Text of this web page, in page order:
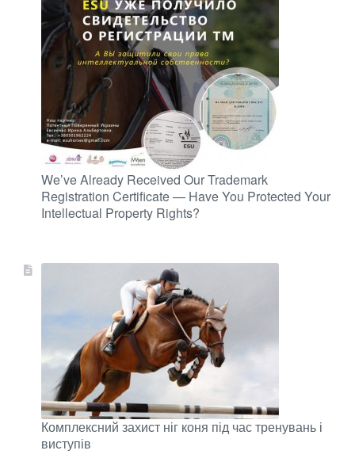
We’ve Already Received Our Trademark
Registration Certificate — Have You Protected Your
Intellectual Property Rights?
Комплексний захист ніг коня під час тренувань і
виступів